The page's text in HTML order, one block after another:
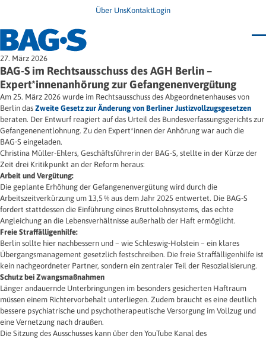
Über UnsKontaktLogin
Bundestagung 2026
Wo finde ich Hilfe?
News
Termine
Veröffentlichungen
Infodienst
Wegweiser
Jugendbroschüre
Impulse
Presse & Stellungnahmen
Newsletter
Unsere Themen
Angehörige
Ersatzfreiheitsstrafe
Freie Straffälligenhilfe
Gesundheit
Migration
Frauen
Wohnen
27. März 2026
BAG-S im Rechtsausschuss des AGH Berlin –
Expert*innenanhörung zur Gefangenenvergütung
Am 25. März 2026 wurde im Rechtsausschuss des Abgeordnetenhauses von
Berlin das Zweite Gesetz zur Änderung von Berliner Justizvollzugsgesetzen
beraten. Der Entwurf reagiert auf das Urteil des Bundesverfassungsgerichts zur
Gefangenenentlohnung. Zu den Expert*innen der Anhörung war auch die
BAG‑S eingeladen.
Christina Müller-Ehlers, Geschäftsführerin der BAG-S, stellte in der Kürze der
Zeit drei Kritikpunkt an der Reform heraus:
Arbeit und Vergütung:
Die geplante Erhöhung der Gefangenenvergütung wird durch die
Arbeitszeitverkürzung um 13,5 % aus dem Jahr 2025 entwertet. Die BAG‑S
fordert stattdessen die Einführung eines Bruttolohnsystems, das echte
Angleichung an die Lebensverhältnisse außerhalb der Haft ermöglicht.
Freie Straffälligenhilfe:
Berlin sollte hier nachbessern und – wie Schleswig‑Holstein – ein klares
Übergangsmanagement gesetzlich festschreiben. Die freie Straffälligenhilfe ist
kein nachgeordneter Partner, sondern ein zentraler Teil der Resozialisierung.
Schutz bei Zwangsmaßnahmen
Länger andauernde Unterbringungen im besonders gesicherten Haftraum
müssen einem Richtervorbehalt unterliegen. Zudem braucht es eine deutlich
bessere psychiatrische und psychotherapeutische Versorgung im Vollzug und
eine Vernetzung nach draußen.
Die Sitzung des Ausschusses kann über den YouTube Kanal des